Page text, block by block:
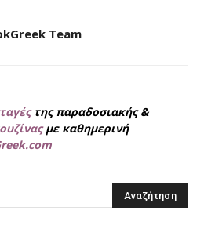
Team
της παραδοσιακής &
με καθημερινή